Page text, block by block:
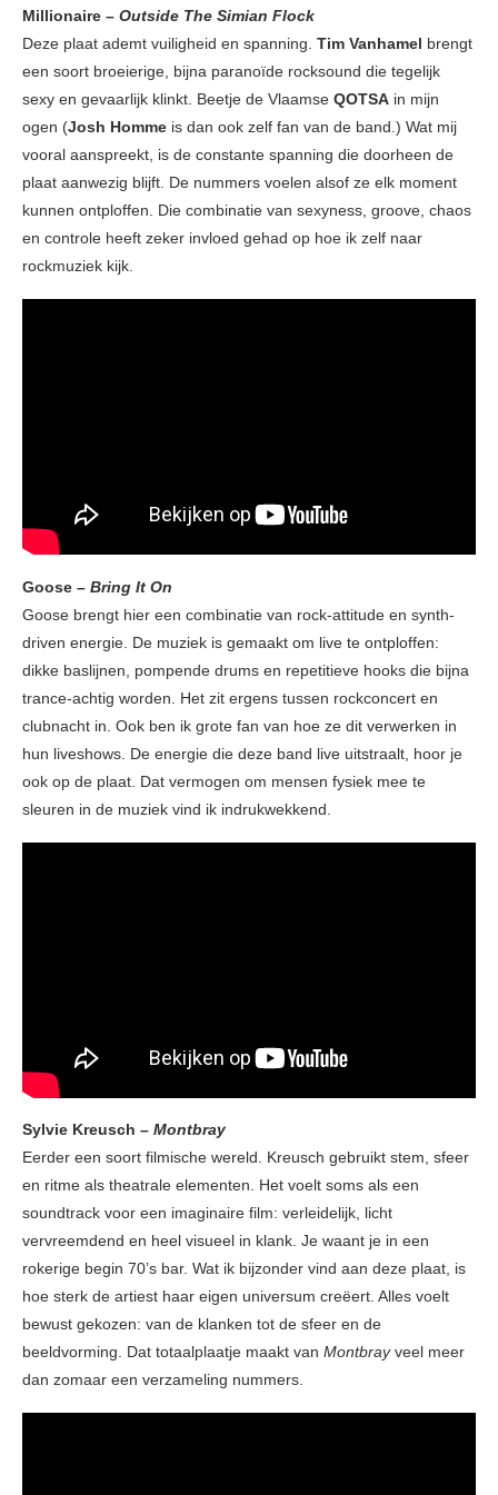
Millionaire – Outside The Simian Flock
Deze plaat ademt vuiligheid en spanning. Tim Vanhamel brengt
een soort broeierige, bijna paranoïde rocksound die tegelijk
sexy en gevaarlijk klinkt. Beetje de Vlaamse QOTSA in mijn
ogen (Josh Homme is dan ook zelf fan van de band.) Wat mij
vooral aanspreekt, is de constante spanning die doorheen de
plaat aanwezig blijft. De nummers voelen alsof ze elk moment
kunnen ontploffen. Die combinatie van sexyness, groove, chaos
en controle heeft zeker invloed gehad op hoe ik zelf naar
rockmuziek kijk.
Goose – Bring It On
Goose brengt hier een combinatie van rock-attitude en synth-
driven energie. De muziek is gemaakt om live te ontploffen:
dikke baslijnen, pompende drums en repetitieve hooks die bijna
trance-achtig worden. Het zit ergens tussen rockconcert en
clubnacht in. Ook ben ik grote fan van hoe ze dit verwerken in
hun liveshows. De energie die deze band live uitstraalt, hoor je
ook op de plaat. Dat vermogen om mensen fysiek mee te
sleuren in de muziek vind ik indrukwekkend.
Sylvie Kreusch – Montbray
Eerder een soort filmische wereld. Kreusch gebruikt stem, sfeer
en ritme als theatrale elementen. Het voelt soms als een
soundtrack voor een imaginaire film: verleidelijk, licht
vervreemdend en heel visueel in klank. Je waant je in een
rokerige begin 70’s bar. Wat ik bijzonder vind aan deze plaat, is
hoe sterk de artiest haar eigen universum creëert. Alles voelt
bewust gekozen: van de klanken tot de sfeer en de
beeldvorming. Dat totaalplaatje maakt van Montbrayveel meer
dan zomaar een verzameling nummers.